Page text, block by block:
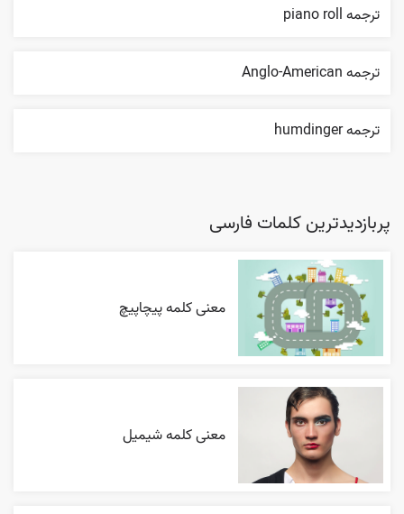
ترجمه piano roll
ترجمه Anglo-American
ترجمه humdinger
پربازدیدترین کلمات فارسی
معنی کلمه پیچاپیچ
معنی کلمه شیمیل